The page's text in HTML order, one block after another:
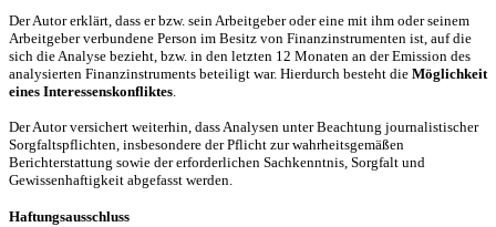
Der Autor erklärt, dass er bzw. sein Arbeitgeber oder eine mit ihm oder seinem
Arbeitgeber verbundene Person im Besitz von Finanzinstrumenten ist, auf die
sich die Analyse bezieht, bzw. in den letzten 12 Monaten an der Emission des
analysierten Finanzinstruments beteiligt war. Hierdurch besteht die Möglichkeit
eines Interessenskonfliktes
Der Autor versichert weiterhin, dass Analysen unter Beachtung journalistischer
Sorgfaltspflichten, insbesondere der Pflicht zur wahrheitsgemäßen
Berichterstattung sowie der erforderlichen Sachkenntnis, Sorgfalt und
Gewissenhaftigkeit abgefasst werden.
Haftungsausschluss